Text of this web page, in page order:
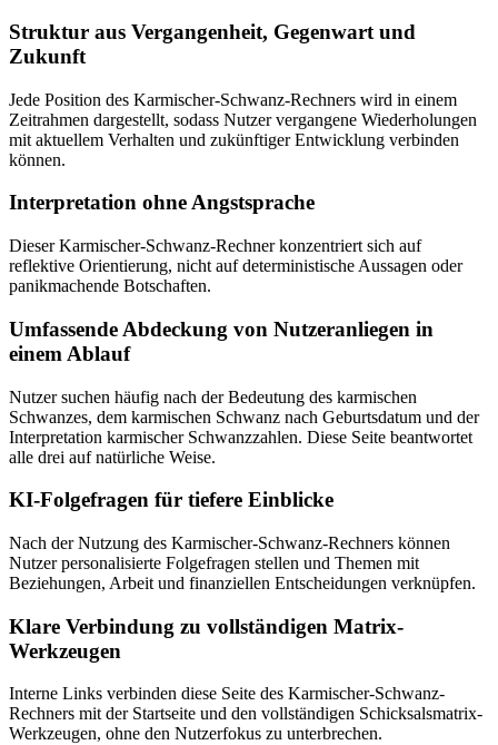
Struktur aus Vergangenheit, Gegenwart und
Zukunft
Jede Position des Karmischer-Schwanz-Rechners wird in einem
Zeitrahmen dargestellt, sodass Nutzer vergangene Wiederholungen
mit aktuellem Verhalten und zukünftiger Entwicklung verbinden
können.
Interpretation ohne Angstsprache
Dieser Karmischer-Schwanz-Rechner konzentriert sich auf
reflektive Orientierung, nicht auf deterministische Aussagen oder
panikmachende Botschaften.
Umfassende Abdeckung von Nutzeranliegen in
einem Ablauf
Nutzer suchen häufig nach der Bedeutung des karmischen
Schwanzes, dem karmischen Schwanz nach Geburtsdatum und der
Interpretation karmischer Schwanzzahlen. Diese Seite beantwortet
alle drei auf natürliche Weise.
KI-Folgefragen für tiefere Einblicke
Nach der Nutzung des Karmischer-Schwanz-Rechners können
Nutzer personalisierte Folgefragen stellen und Themen mit
Beziehungen, Arbeit und finanziellen Entscheidungen verknüpfen.
Klare Verbindung zu vollständigen Matrix-
Werkzeugen
Interne Links verbinden diese Seite des Karmischer-Schwanz-
Rechners mit der Startseite und den vollständigen Schicksalsmatrix-
Werkzeugen, ohne den Nutzerfokus zu unterbrechen.